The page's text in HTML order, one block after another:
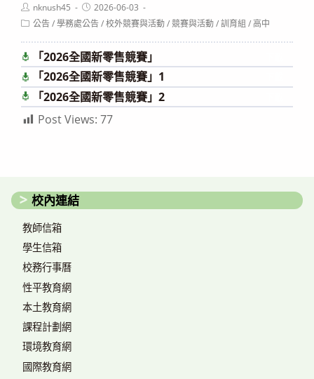
Post
author:
nknush45
Post
published:
2026-06-03
Post公告/學務處公告/校外競賽與活動/競賽與活動/訓育組 /高中
「2026全國新零售競賽」
「2026全國新零售競賽」1
「2026全國新零售競賽」2
Post Views: 77
校內連結
教師信箱
學生信箱
校務行事曆
性平教育網
本土教育網
課程計劃網
環境教育網
國際教育網